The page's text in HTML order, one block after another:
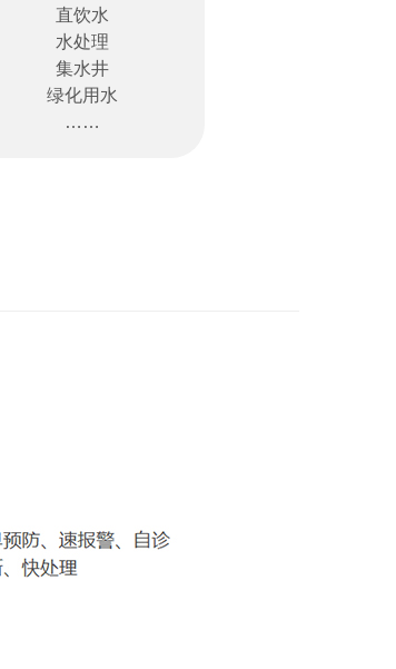
直饮水
水处理
集水井
绿化用水
……